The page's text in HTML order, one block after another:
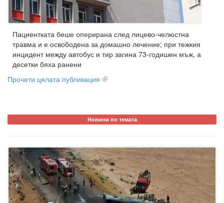
Пациентката беше оперирана след лицево-челюстна
травма и е освободена за домашно лечение; при тежкия
инцидент между автобус и тир загина 73-годишен мъж, а
десетки бяха ранени
Прочети цялата публикация
Новини по темата